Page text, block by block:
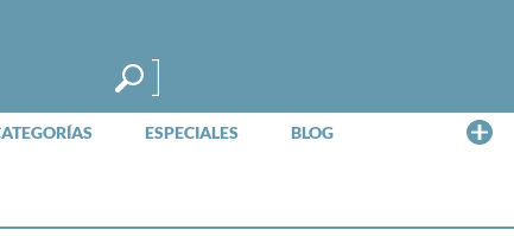
ESPECIALES BLOG